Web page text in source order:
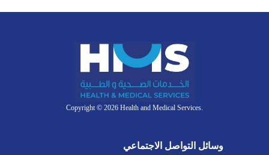
Copyright © 2026 Health and Medical Services.
وسائل التواصل الاجتماعي